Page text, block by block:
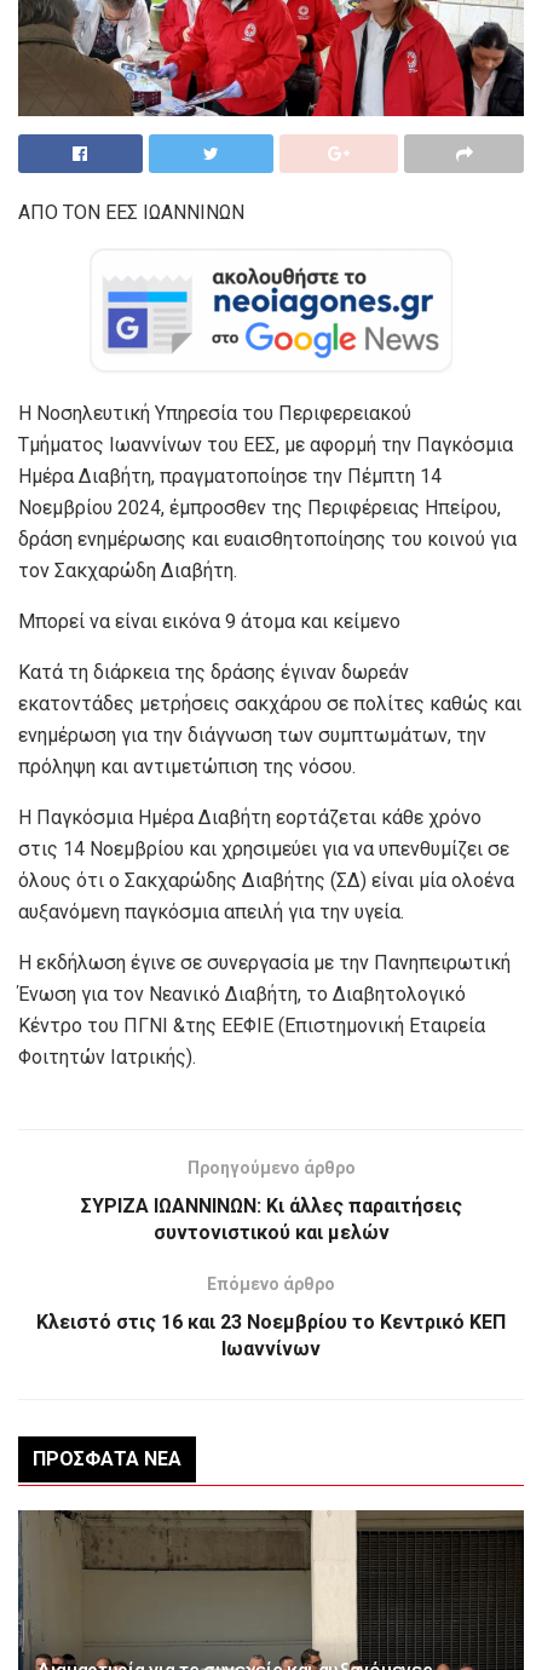
ΑΠΟ ΤΟΝ ΕΕΣ ΙΩΑΝΝΙΝΩΝ
Η Νοσηλευτική Υπηρεσία του Περιφερειακού
Τμήματος Ιωαννίνων του ΕΕΣ, με αφορμή την Παγκόσμια
Ημέρα Διαβήτη, πραγματοποίησε την Πέμπτη 14
Νοεμβρίου 2024, έμπροσθεν της Περιφέρειας Ηπείρου,
δράση ενημέρωσης και ευαισθητοποίησης του κοινού για
τον Σακχαρώδη Διαβήτη.
Μπορεί να είναι εικόνα 9 άτομα και κείμενο
Κατά τη διάρκεια της δράσης έγιναν δωρεάν
εκατοντάδες μετρήσεις σακχάρου σε πολίτες καθώς και
ενημέρωση για την διάγνωση των συμπτωμάτων, την
πρόληψη και αντιμετώπιση της νόσου.
Η Παγκόσμια Ημέρα Διαβήτη εορτάζεται κάθε χρόνο
στις 14 Νοεμβρίου και χρησιμεύει για να υπενθυμίζει σε
όλους ότι ο Σακχαρώδης Διαβήτης (ΣΔ) είναι μία ολοένα
αυξανόμενη παγκόσμια απειλή για την υγεία.
Η εκδήλωση έγινε σε συνεργασία με την Πανηπειρωτική
Ένωση για τον Νεανικό Διαβήτη, το Διαβητολογικό
Κέντρο του ΠΓΝΙ &της ΕΕΦΙΕ (Επιστημονική Εταιρεία
Φοιτητών Ιατρικής).
Προηγούμενο άρθρο
ΣΥΡΙΖΑ ΙΩΑΝΝΙΝΩΝ: Κι άλλες παραιτήσεις
συντονιστικού και μελών
Επόμενο άρθρο
Κλειστό στις 16 και 23 Νοεμβρίου το Κεντρικό ΚΕΠ
Ιωαννίνων
ΠΡΌΣΦΑΤΑ ΝΈΑ